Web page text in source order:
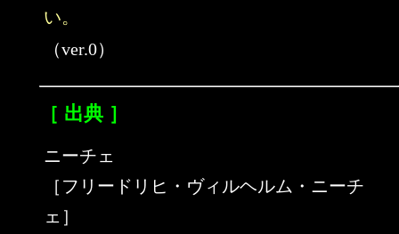
い。
（ver.0）
［ 出典 ］
ニーチェ
［フリードリヒ・ヴィルヘルム・ニーチ
ェ］